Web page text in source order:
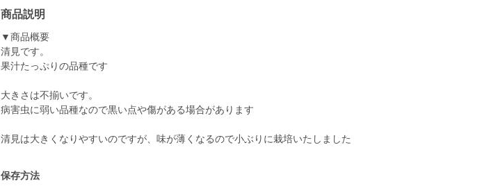
商品説明
▼商品概要
清見です。
果汁たっぷりの品種です
大きさは不揃いです。
病害虫に弱い品種なので黒い点や傷がある場合があります
清見は大きくなりやすいのですが、味が薄くなるので小ぶりに栽培いたしました
保存方法